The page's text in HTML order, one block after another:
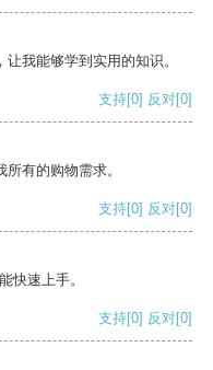
我能够学到实用的知识。
支持[0] 反对[0]
有的购物需求。
支持[0] 反对[0]
快速上手。
支持[0] 反对[0]